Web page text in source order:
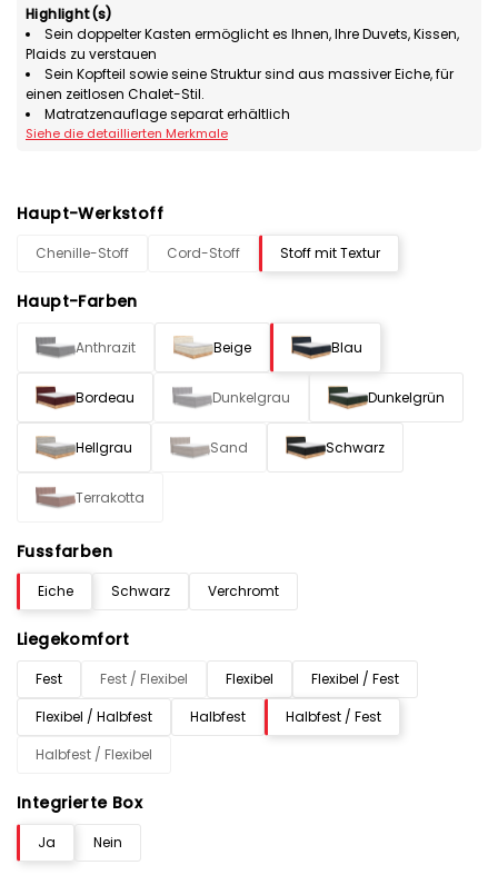
Highlight(s)
Sein doppelter Kasten ermöglicht es Ihnen, Ihre Duvets, Kissen,
Plaids zu verstauen
Sein Kopfteil sowie seine Struktur sind aus massiver Eiche, für
einen zeitlosen Chalet-Stil.
Matratzenauflage separat erhältlich
Siehe die detaillierten Merkmale
Haupt-Werkstoff
Chenille-Stoff Cord-Stoff Stoff mit Textur
Haupt-Farben
Anthrazit Beige Blau
Bordeau Dunkelgrau Dunkelgrün
Hellgrau Sand Schwarz
Terrakotta
Fussfarben
Eiche Schwarz Verchromt
Liegekomfort
Fest Fest / Flexibel Flexibel
Flexibel / Fest
Flexibel / Halbfest
Halbfest
Halbfest / Fest
Halbfest / Flexibel
Integrierte Box
Ja Nein